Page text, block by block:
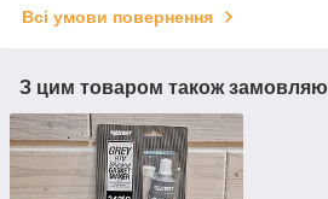
Всі умови повернення
З цим товаром також